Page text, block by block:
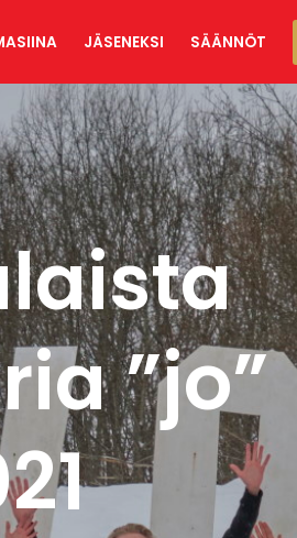
JÄSENEKSI SÄÄNNÖT
”jo”